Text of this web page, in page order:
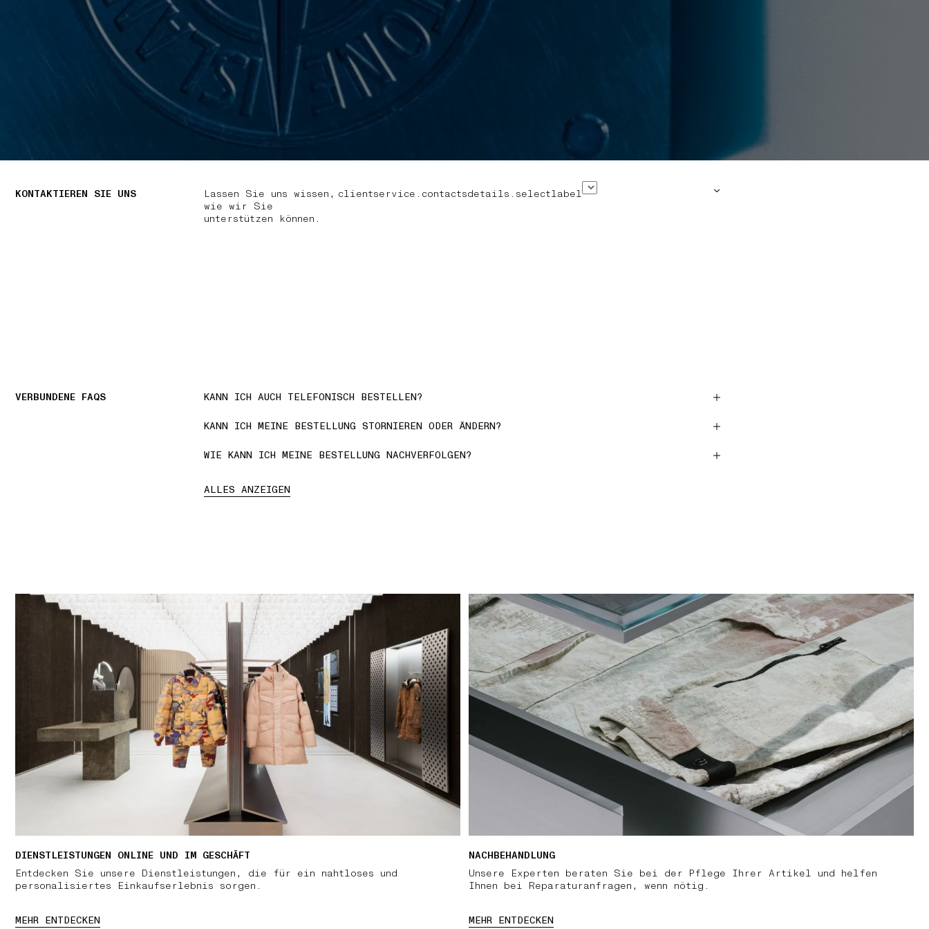
KONTAKTIEREN SIE UNS
Lassen Sie uns wissen,
wie wir Sie
unterstützen können.
clientservice.contactsdetails.selectlabel
VERBUNDENE FAQS KANN ICH AUCH TELEFONISCH BESTELLEN?
KANN ICH MEINE BESTELLUNG STORNIEREN ODER ÄNDERN?
WIE KANN ICH MEINE BESTELLUNG NACHVERFOLGEN?
ALLES ANZEIGEN
DIENSTLEISTUNGEN ONLINE UND IM GESCHÄFT
Entdecken Sie unsere Dienstleistungen, die für ein nahtloses und
personalisiertes Einkaufserlebnis sorgen.
MEHR ENTDECKEN
NACHBEHANDLUNG
Unsere Experten beraten Sie bei der Pflege Ihrer Artikel und helfen
Ihnen bei Reparaturanfragen, wenn nötig.
MEHR ENTDECKEN